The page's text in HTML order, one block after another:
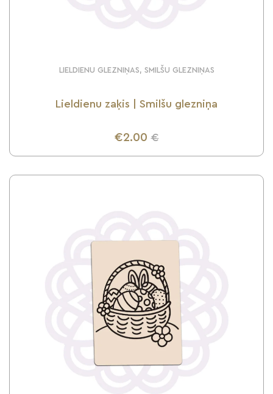
LIELDIENU GLEZNIŅAS, SMILŠU GLEZNIŅAS
Lieldienu zaķis | Smilšu glezniņa
€2.00 €
UZZINI VAIRĀK